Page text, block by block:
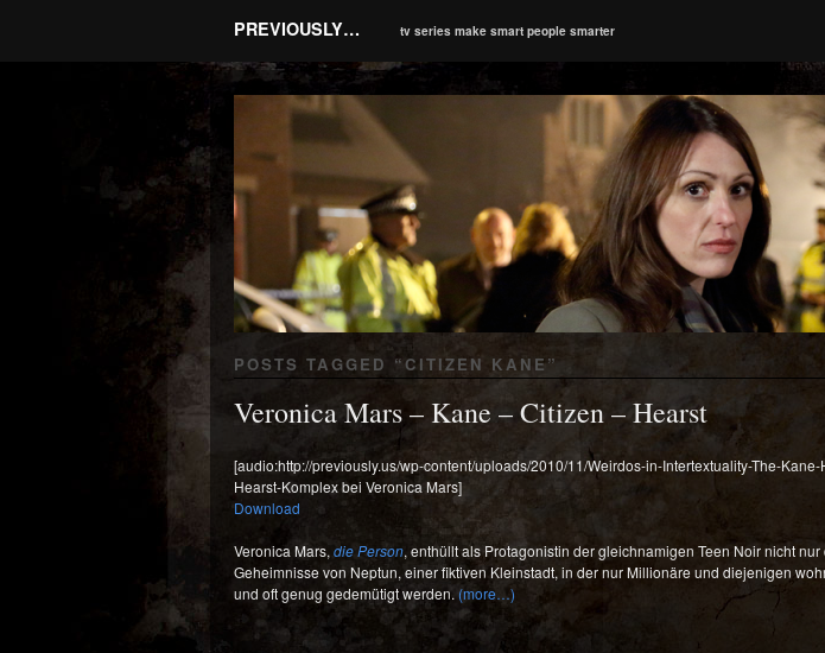
PREVIOUSLY… tv series make smart people smarter
POSTS TAGGED “CITIZEN KANE”
Veronica Mars – Kane – Citizen – Hearst
[audio:http://previously.us/wp-content/uploads/2010/11/Weirdos-in-Intertextuality-The-
Hearst-Komplex bei Veronica Mars]
Download
Veronica Mars, die Person, enthüllt als Protagonistin der gleichnamigen Teen Noir nicht nur
Geheimnisse von Neptun, einer fiktiven Kleinstadt, in der nur Millionäre und diejenigen
und oft genug gedemütigt werden. (more…)